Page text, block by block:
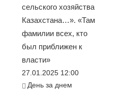
сельского хозяйства
Казахстана…». «Там
фамилии всех, кто
был приближен к
власти»
27.01.2025 12:00
День за днем